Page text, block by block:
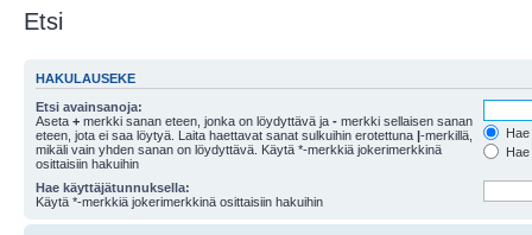
Etsi
HAKULAUSEKE
Etsi avainsanoja:
Aseta + merkki sanan eteen, jonka on löydyttävä ja - merkki sellaisen sanan
eteen, jota ei saa löytyä. Laita haettavat sanat sulkuihin erotettuna |-merkillä,
mikäli vain yhden sanan on löydyttävä. Käytä *-merkkiä jokerimerkkinä
osittaisiin hakuihin
Hae käyttäjätunnuksella:
Käytä *-merkkiä jokerimerkkinä osittaisiin hakuihin